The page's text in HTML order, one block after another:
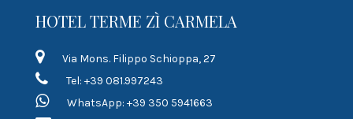
HOTEL TERME ZÌ CARMELA
Via Mons. Filippo Schioppa, 27
Tel: +39 081.997243
WhatsApp: +39 350 5941663